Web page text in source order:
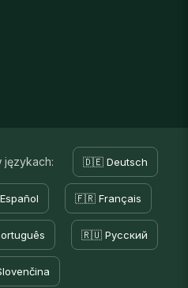
językach: 🇩🇪 Deutsch
🇫🇷 Français
🇷🇺 Русский